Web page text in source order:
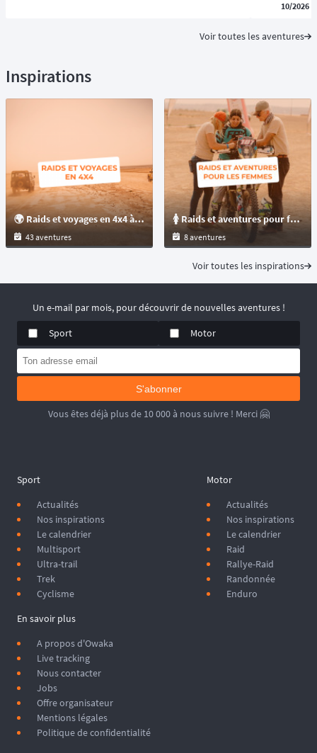
10/2026
Voir toutes les aventures
Inspirations
🌍 Raids et voyages en 4x4 à travers le monde : aventure, désert et pistes off-road
43 aventures
🚺️ Raids et aventures pour femmes à réaliser en 4x4, moto, enduro, quad... à travers le monde !
8 aventures
Voir toutes les inspirations
Un e-mail par mois, pour découvrir de nouvelles aventures !
Sport
Motor
S'abonner
Vous êtes déjà plus de 10 000 à nous suivre ! Merci 🤗
Sport
Actualités
Nos inspirations
Le calendrier
Multisport
Ultra-trail
Trek
Cyclisme
Motor
Actualités
Nos inspirations
Le calendrier
Raid
Rallye-Raid
Randonnée
Enduro
En savoir plus
A propos d'Owaka
Live tracking
Nous contacter
Jobs
Offre organisateur
Mentions légales
Politique de confidentialité